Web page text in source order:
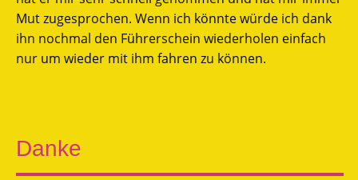
Mut zugesprochen. Wenn ich könnte würde ich dank
ihn nochmal den Führerschein wiederholen einfach
nur um wieder mit ihm fahren zu können.
Danke